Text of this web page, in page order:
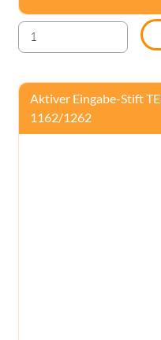
Aktiver Eingabe-Stift
1162/1262